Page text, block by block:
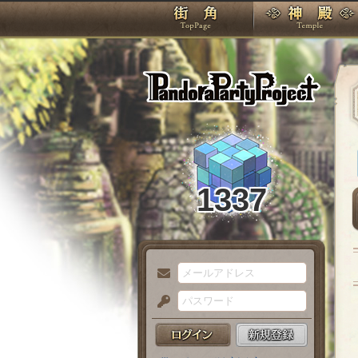
TOP
1337
メ
ー
ル
パ
ス